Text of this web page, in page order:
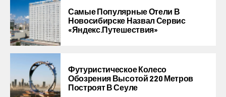
Самые Популярные Отели В
Новосибирске Назвал Сервис
«Яндекс.Путешествия»
Футуристическое Колесо
Обозрения Высотой 220 Метров
Построят В Сеуле